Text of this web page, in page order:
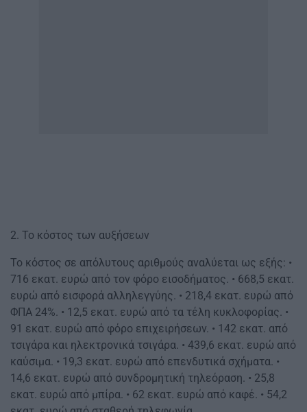
2. Το κόστος των αυξήσεων
Το κόστος σε απόλυτους αριθμούς αναλύεται ως εξής: •
716 εκατ. ευρώ από τον φόρο εισοδήματος. • 668,5 εκατ.
ευρώ από εισφορά αλληλεγγύης. • 218,4 εκατ. ευρώ από
ΦΠΑ 24%. • 12,5 εκατ. ευρώ από τα τέλη κυκλοφορίας. •
91 εκατ. ευρώ από φόρο επιχειρήσεων. • 142 εκατ. από
τσιγάρα και ηλεκτρονικά τσιγάρα. • 439,6 εκατ. ευρώ από
καύσιμα. • 19,3 εκατ. ευρώ από επενδυτικά σχήματα. •
14,6 εκατ. ευρώ από συνδρομητική τηλεόραση. • 25,8
εκατ. ευρώ από μπίρα. • 62 εκατ. ευρώ από καφέ. • 54,2